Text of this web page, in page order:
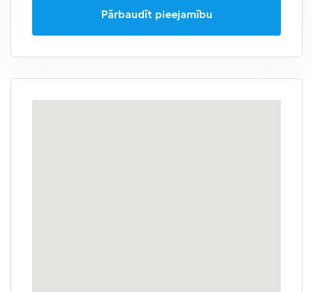
Pārbaudīt pieejamību